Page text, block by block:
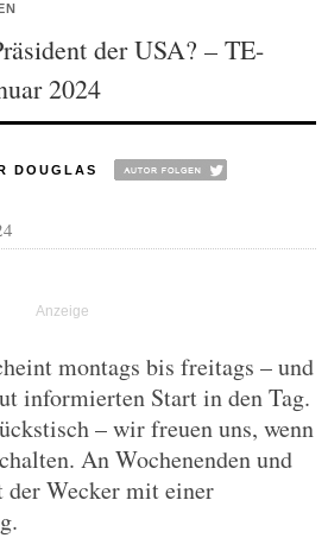
der USA? – TE-
2024
DOUGLAS
montags bis freitags – und
informierten Start in den Tag.
– wir freuen uns, wenn
An Wochenenden und
der Wecker mit einer